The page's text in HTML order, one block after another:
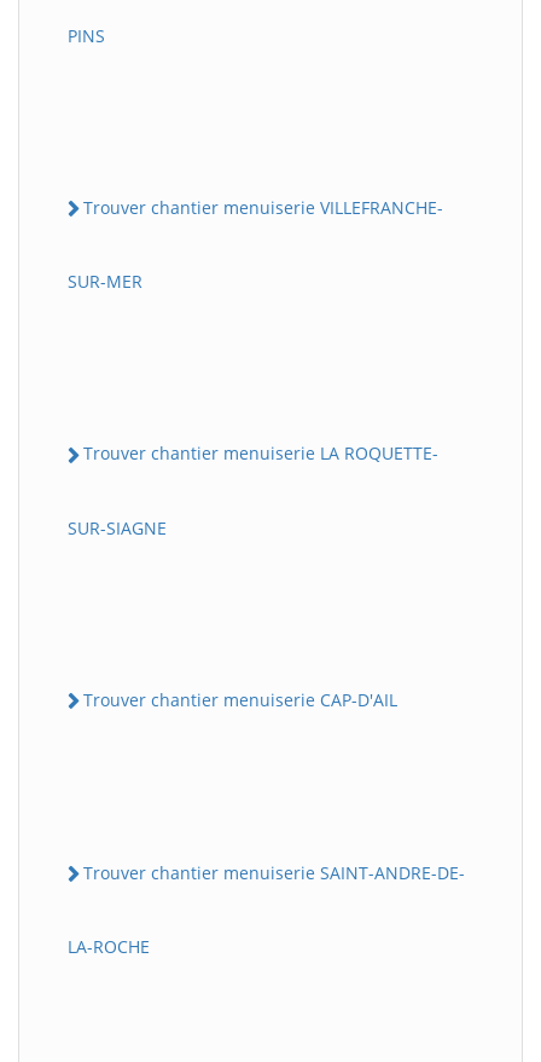
PINS
Trouver chantier menuiserie VILLEFRANCHE-
SUR-MER
Trouver chantier menuiserie LA ROQUETTE-
SUR-SIAGNE
Trouver chantier menuiserie CAP-D'AIL
Trouver chantier menuiserie SAINT-ANDRE-DE-
LA-ROCHE